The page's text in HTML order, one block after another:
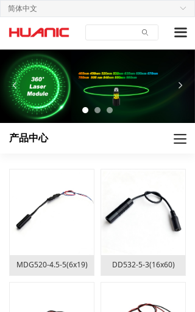
ꄙ 끀
首页
关于我们
产品中心
应用案例
技术支持
ꀅ
简体中文
MDG520-4.5-5(6x19) DD532-5-3(16x60)
넳 넲
产品中心 끀